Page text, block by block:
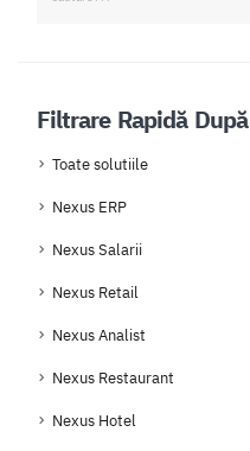
Filtrare Rapidă După
Toate solutiile
Nexus ERP
Nexus Salarii
Nexus Retail
Nexus Analist
Nexus Restaurant
Nexus Hotel